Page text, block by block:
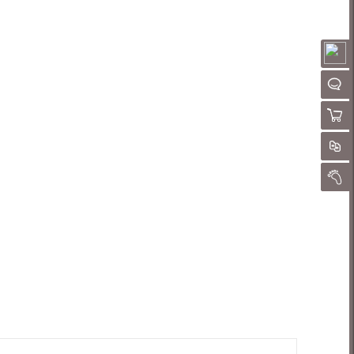
QQ
购物
对
我的